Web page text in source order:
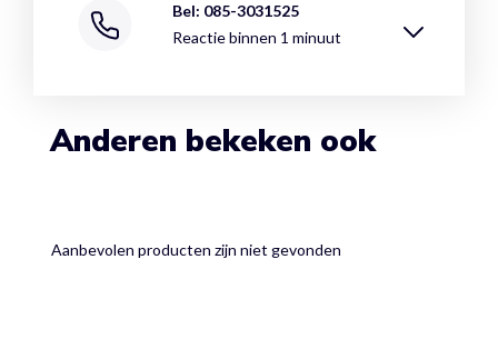
Bel: 085-3031525
Reactie binnen 1 minuut
Anderen bekeken ook
Aanbevolen producten zijn niet gevonden